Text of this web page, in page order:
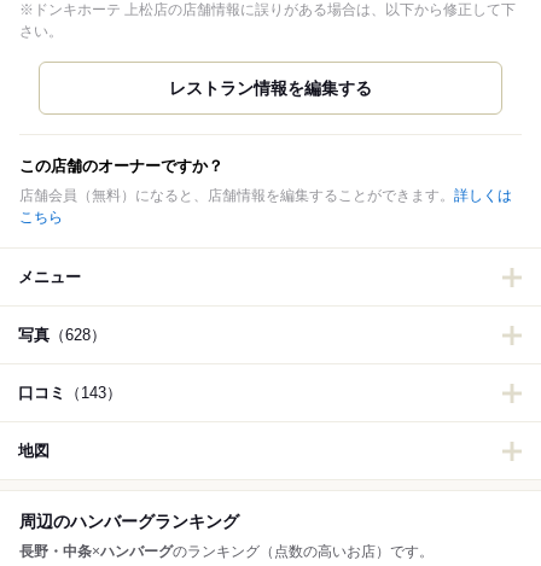
※ドンキホーテ 上松店の店舗情報に誤りがある場合は、以下から修正して下
さい。
この店舗のオーナーですか？
店舗会員（無料）になると、店舗情報を編集することができます。 詳しくは
こちら
メニュー
写真 （628）
口コミ （143）
地図
周辺のハンバーグランキング
長野・中条×ハンバーグのランキング（点数の高いお店）です。